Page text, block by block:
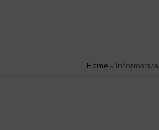
Home »